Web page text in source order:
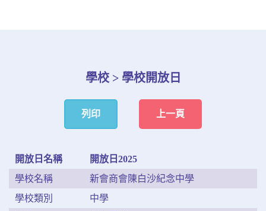
學校 > 學校開放日
列印 上一頁
開放日名稱
開放日2025
學校名稱
新會商會陳白沙紀念中學
學校類別
中學